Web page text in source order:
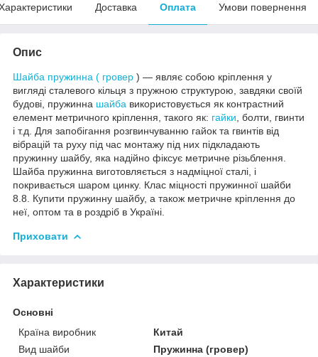
Доставка Оплата Умови повернення
Опис
Шайба пружинна ( гровер ) ― являє собою кріплення у
вигляді сталевого кільця з пружною структурою, завдяки своїй
будові, пружинна шайба використовується як контрастний
елемент метричного кріплення, такого як: гайки , болти, гвинти
і т.д. Для запобігання розгвинчуванню гайок та гвинтів від
вібрацій та руху під час монтажу під них підкладають
пружинну шайбу, яка надійно фіксує метричне різьблення.
Шайба пружинна виготовляється з надміцної сталі, і
покривається шаром цинку. Клас міцності пружинної шайби
8.8. Купити пружинну шайбу, а також метричне кріплення до
неї, оптом та в роздріб в Україні.
Приховати
Характеристики
Основні
Країна виробник
Китай
Вид шайби
Пружинна (гровер)